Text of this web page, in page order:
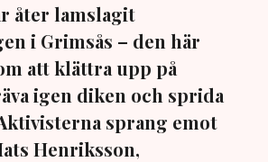
åter lamslagit
i Grimsås – den här
att klättra upp på
igen diken och sprida
sprang emot
Henriksson,